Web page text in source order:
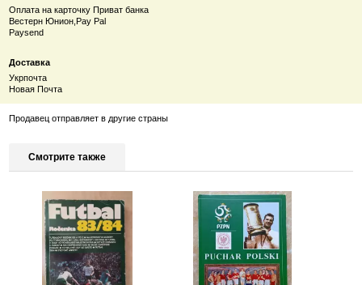
Оплата на карточку Приват банка
Вестерн Юнион,Pay Pal
Paysend
Доставка
Укрпочта
Новая Почта
Продавец отправляет в другие страны
Смотрите также